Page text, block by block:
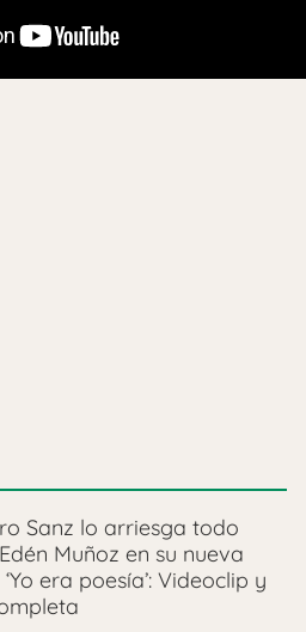
Sanz lo arriesga todo
Muñoz en su nueva
era poesía’: Videoclip y